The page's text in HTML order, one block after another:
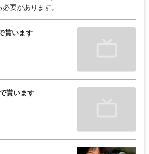
要があります。
貰います
貰います